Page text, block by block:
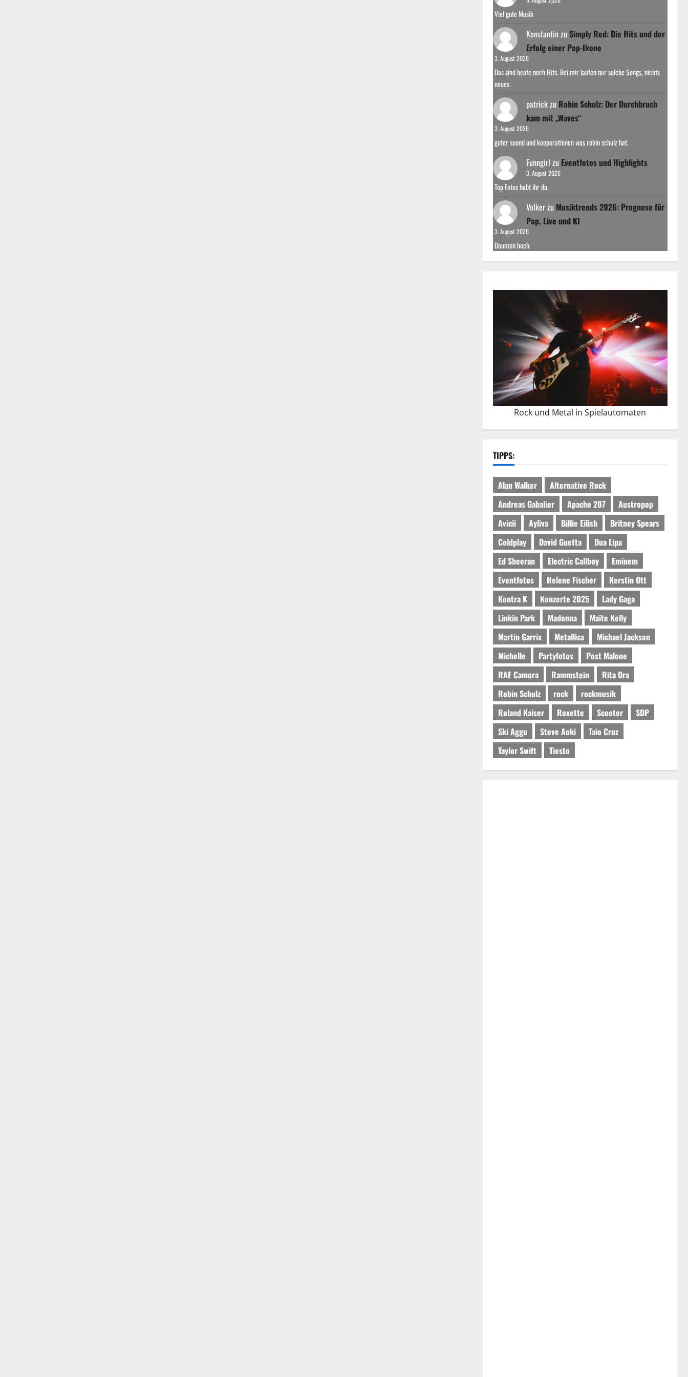
Viel gute Musik
Konstantinzu Simply Red: Die Hits und der
Erfolg einer Pop-Ikone
3. August 2026
Das sind heute noch Hits. Bei mir laufen nur solche Songs, nichts
neues.
patrickzu Robin Schulz: Der Durchbruch
kam mit „Waves“
3. August 2026
guter sound und kooperationen was robin schulz hat.
Funngirl zu Eventfotos und Highlights
3. August 2026
Top Fotos habt ihr da.
Volkerzu Musiktrends 2026: Prognose für
Pop, Live und KI
3. August 2026
Daumen hoch
Rock und Metal in Spielautomaten
TIPPS:
Alan Walker
Alternative Rock
Andreas Gabalier
Apache 207
Austropop
Avicii
Ayliva Billie Eilish
Britney Spears
Coldplay
David Guetta
Dua Lipa
Ed Sheeran
Electric Callboy
Eminem
Eventfotos
Helene Fischer
Kerstin Ott
Kontra K
Konzerte 2025
Lady Gaga
Linkin Park
Madonna
Maite Kelly
Martin Garrix
Metallica
Michael Jackson
Michelle
Partyfotos
Post Malone
RAF Camora
Rammstein
Rita Ora
Robin Schulz
rock
rockmusik
Roland Kaiser
Roxette Scooter
SDP
Ski Aggu
Steve Aoki
Taio Cruz
Taylor Swift
Tiesto